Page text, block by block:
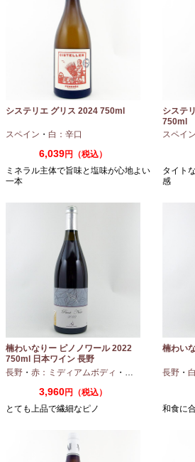
システリエ グリス 2024 750ml
スペイン ・ 白：辛口
6,039円（税込）
ミネラル主体で旨味と塩味が心地よい
一本
システ
750ml
スペイン
タイト
感
楠わいなりー ピノノワール 2022
750ml 日本ワイン 長野
長野 ・ 赤：ミディアムボディ ・ ピノノワール
3,960円（税込）
とても上品で繊細なピノ
楠わい
長野 ・
和食に